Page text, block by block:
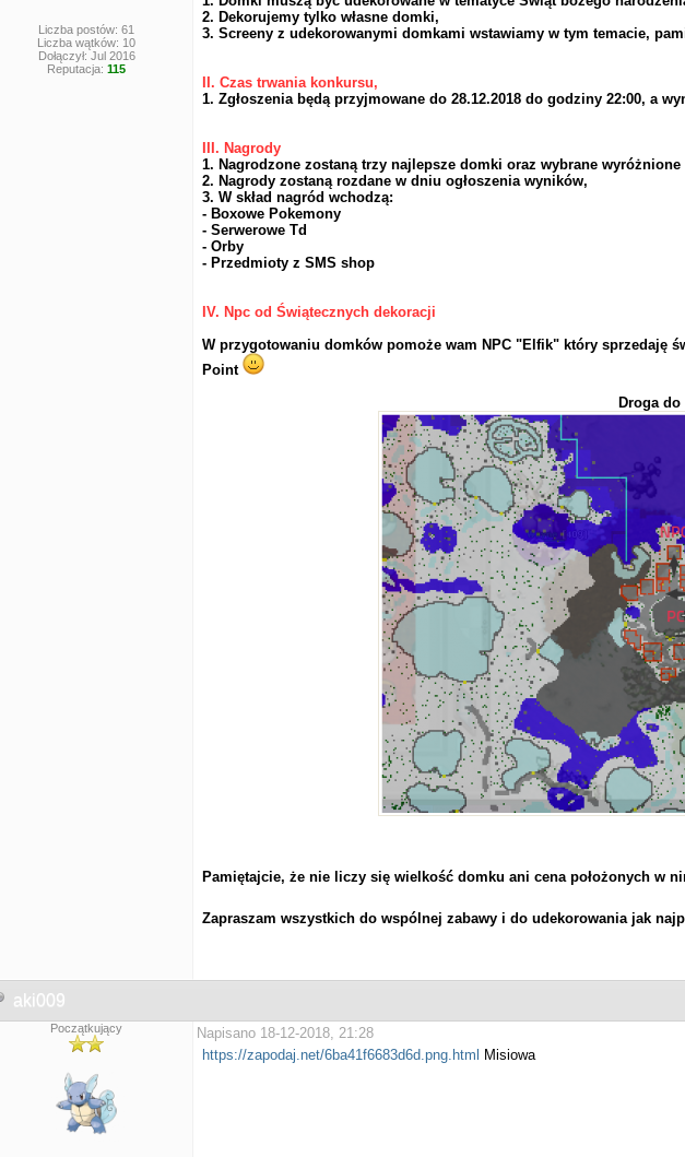
Liczba postów: 61
Liczba wątków: 10
Dołączył: Jul 2016
Reputacja:115
2. Dekorujemy tylko własne domki,
3. Screeny z udekorowanymi domkami wstawiamy w tym temacie,
II. Czas trwania konkursu,
1. Zgłoszenia będą przyjmowane do 28.12.2018 do godziny 22:00, a
III. Nagrody
1. Nagrodzone zostaną trzy najlepsze domki oraz wybrane
2. Nagrody zostaną rozdane w dniu ogłoszenia wyników,
3. W skład nagród wchodzą:
- Boxowe Pokemony
- Serwerowe Td
- Orby
- Przedmioty z SMS shop
IV. Npc od Świątecznych dekoracji
W przygotowaniu domków pomoże wam NPC "Elfik" który sprzedaję
Point
Droga do
Pamiętajcie, że nie liczy się wielkość domku ani cena położonych w
Zapraszam wszystkich do wspólnej zabawy i do udekorowania jak
aki009
Początkujący
Napisano 18-12-2018, 21:28
https://zapodaj.net/6ba41f6683d6d.png.html
Misiowa